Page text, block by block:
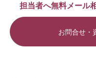
担当者へ無料メール
お問合せ・